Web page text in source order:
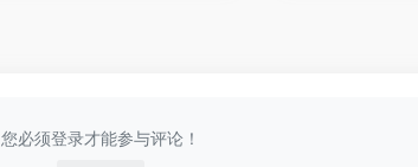
您必须登录才能参与评论！